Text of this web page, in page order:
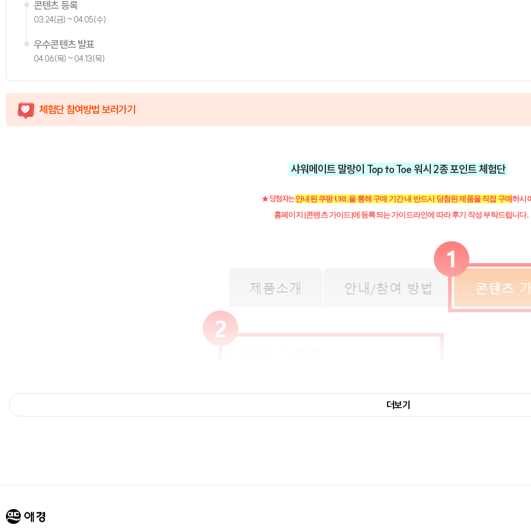
콘텐츠 등록
03.24(금) ~ 04.05(수)
우수콘텐츠 발표
04.06(목) ~ 04.13(목)
체험단 참여방법 보러가기
샤워메이트 말랑이 Top to Toe 워시 2종포인트 체험단
★ 당첨자는안내된 쿠팡 URL을 통해 구매 기간 내 반드시 당첨된 제품을 직접 구매하시
홈페이지 [콘텐츠 가이드]에 등록되는 가이드라인에 따라 후기 작성 부탁드립니다.
더보기